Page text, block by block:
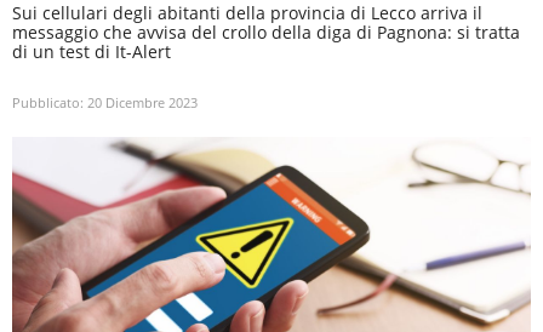
Sui cellulari degli abitanti della provincia di Lecco arriva il
messaggio che avvisa del crollo della diga di Pagnona: si tratta
di un test di It-Alert
Pubblicato: 20 Dicembre 2023